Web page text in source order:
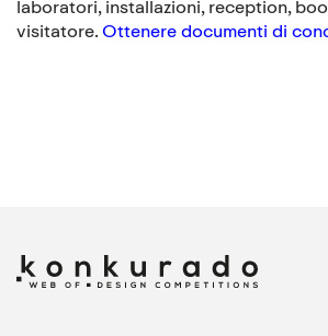
laboratori, installazioni, reception,
visitatore. Ottenere documenti di